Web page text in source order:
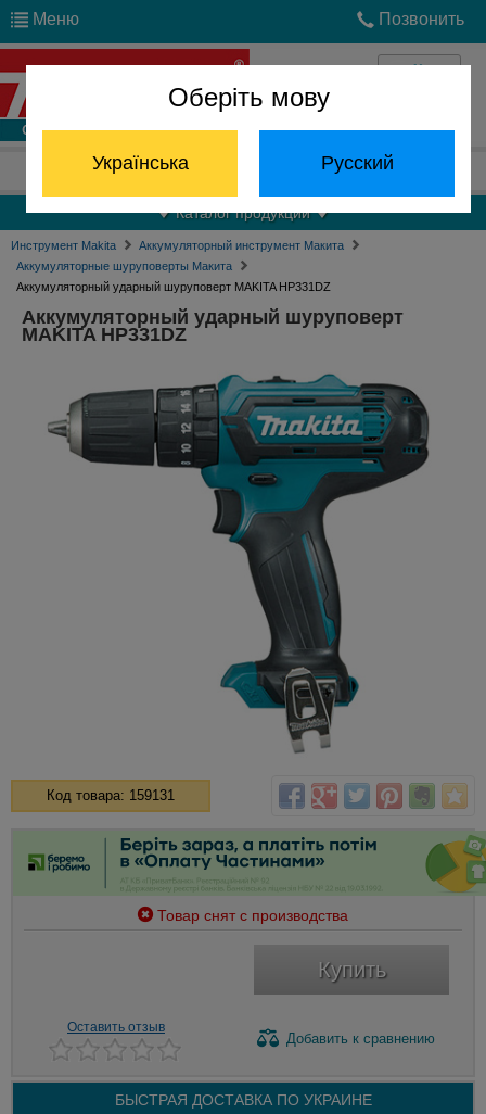
Оберіть мову
Українська Русский
Меню Позвонить
Войти
Отдел запчастей: (068) 824-24-24
Каталог продукции
Инструмент Makita
Аккумуляторный инструмент Макита
Аккумуляторные шуруповерты Макита
Аккумуляторный ударный шуруповерт MAKITA HP331DZ
Аккумуляторный ударный шуруповерт
MAKITA HP331DZ
Код товара: 159131
Товар снят с производства
Купить
Оставить отзыв
Добавить к сравнению
БЫСТРАЯ ДОСТАВКА ПО УКРАИНЕ